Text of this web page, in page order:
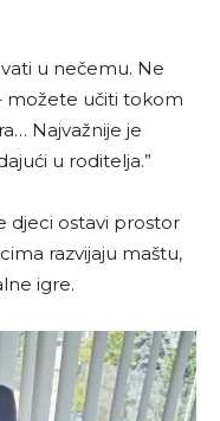
u nečemu. Ne
možete učiti tokom
Najvažnije je
u roditelja.”
djeci ostavi prostor
razvijaju maštu,
igre.